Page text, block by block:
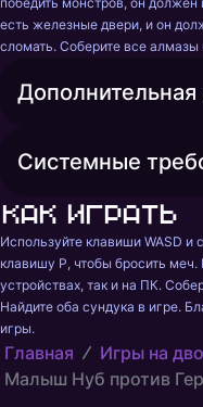
есть железные двери, и он
сломать. Соберите все алмазы
Системные
Как играть
Используйте клавиши WASD
клавишу P, чтобы бросить
устройствах, так и на ПК.
Найдите оба сундука в игре.
игры.
Главная
Игры на
Малыш Нуб против